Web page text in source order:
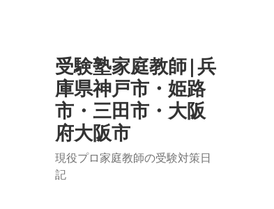
受験塾家庭教師|兵
庫県神戸市・姫路
市・三田市・大阪
府大阪市
現役プロ家庭教師の受験対策日
記